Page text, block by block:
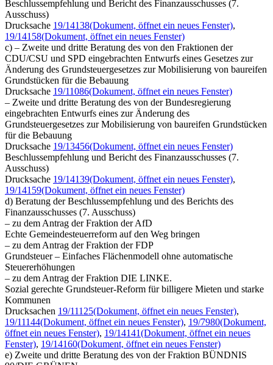
Beschlussempfehlung und Bericht des Finanzausschusses (7.
Ausschuss)
Drucksache 19/14138(Dokument, öffnet ein neues Fenster),
19/14158(Dokument, öffnet ein neues Fenster)
c) – Zweite und dritte Beratung des von den Fraktionen der
CDU/CSU und SPD eingebrachten Entwurfs eines Gesetzes zur
Änderung des Grundsteuergesetzes zur Mobilisierung von baureifen
Grundstücken für die Bebauung
Drucksache 19/11086(Dokument, öffnet ein neues Fenster)
– Zweite und dritte Beratung des von der Bundesregierung
eingebrachten Entwurfs eines zur Änderung des
Grundsteuergesetzes zur Mobilisierung von baureifen Grundstücken
für die Bebauung
Drucksache 19/13456(Dokument, öffnet ein neues Fenster)
Beschlussempfehlung und Bericht des Finanzausschusses (7.
Ausschuss)
Drucksache 19/14139(Dokument, öffnet ein neues Fenster),
19/14159(Dokument, öffnet ein neues Fenster)
d) Beratung der Beschlussempfehlung und des Berichts des
Finanzausschusses (7. Ausschuss)
– zu dem Antrag der Fraktion der AfD
Echte Gemeindesteuerreform auf den Weg bringen
– zu dem Antrag der Fraktion der FDP
Grundsteuer – Einfaches Flächenmodell ohne automatische
Steuererhöhungen
– zu dem Antrag der Fraktion DIE LINKE.
Sozial gerechte Grundsteuer-Reform für billigere Mieten und starke
Kommunen
Drucksachen 19/11125(Dokument, öffnet ein neues Fenster),
19/11144(Dokument, öffnet ein neues Fenster), 19/7980(Dokument,
öffnet ein neues Fenster), 19/14141(Dokument, öffnet ein neues
Fenster), 19/14160(Dokument, öffnet ein neues Fenster)
e) Zweite und dritte Beratung des von der Fraktion BÜNDNIS